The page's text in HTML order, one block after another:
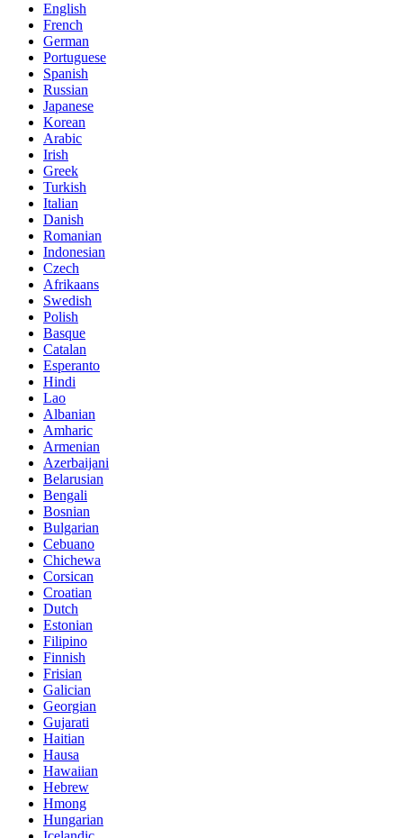
English
French
German
Portuguese
Spanish
Russian
Japanese
Korean
Arabic
Irish
Greek
Turkish
Italian
Danish
Romanian
Indonesian
Czech
Afrikaans
Swedish
Polish
Basque
Catalan
Esperanto
Hindi
Lao
Albanian
Amharic
Armenian
Azerbaijani
Belarusian
Bengali
Bosnian
Bulgarian
Cebuano
Chichewa
Corsican
Croatian
Dutch
Estonian
Filipino
Finnish
Frisian
Galician
Georgian
Gujarati
Haitian
Hausa
Hawaiian
Hebrew
Hmong
Hungarian